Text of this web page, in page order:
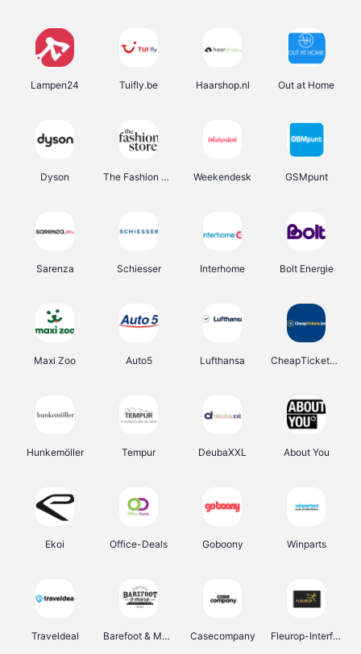
Lampen24 Tuifly.be Haarshop.nl Out at Home
Dyson The Fashion Store Weekendesk GSMpunt
Sarenza Schiesser Interhome Bolt Energie
Maxi Zoo Auto5 Lufthansa CheapTickets.be
Hunkemöller Tempur DeubaXXL About You
Ekoi Office-Deals Goboony Winparts
Traveldeal Barefoot & More Casecompany Fleurop-Interflora